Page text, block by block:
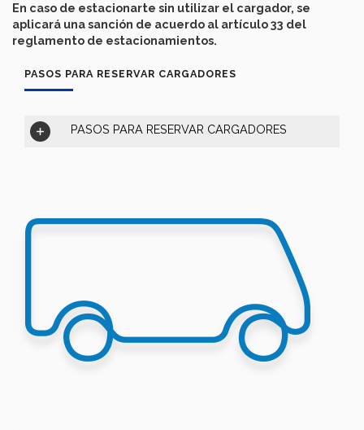
En caso de estacionarte sin utilizar el cargador, se
aplicará una sanción de acuerdo al artículo 33 del
reglamento de estacionamientos.
PASOS PARA RESERVAR CARGADORES
PASOS PARA RESERVAR CARGADORES